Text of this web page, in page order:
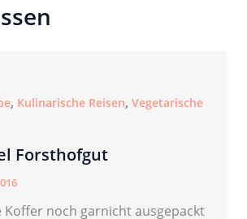
, Kulinarische Reisen, Vegetarische
Forsthofgut
Koffer noch garnicht ausgepackt